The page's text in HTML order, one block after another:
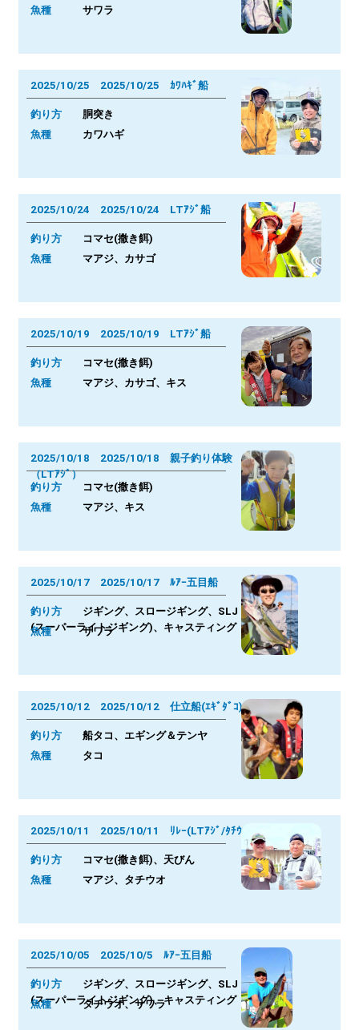
魚種 サワラ
2025/10/25 2025/10/25 ｶﾜﾊｷﾞ船
釣り方 胴突き
魚種 カワハギ
2025/10/24 2025/10/24 LTｱｼﾞ船
釣り方
コマセ(撒き餌)
魚種 マアジ、カサゴ
2025/10/19 2025/10/19 LTｱｼﾞ船
釣り方
コマセ(撒き餌)
魚種 マアジ、カサゴ、キス
2025/10/18 2025/10/18 親子釣り体験
（LTｱｼﾞ）
釣り方
コマセ(撒き餌)
魚種 マアジ、キス
2025/10/17 2025/10/17 ﾙｱｰ五目船
釣り方 ジギング、スロージギング、SLJ
(スーパーライトジギング)、キャスティング
魚種サワラ
2025/10/12 2025/10/12 仕立船(ｴｷﾞﾀﾞｺ)
釣り方 船タコ、エギング＆テンヤ
魚種 タコ
2025/10/11 2025/10/11 ﾘﾚｰ(LTｱｼﾞ/ﾀﾁｳｵ)
釣り方
コマセ(撒き餌)、天びん
魚種 マアジ、タチウオ
2025/10/05 2025/10/5 ﾙｱｰ五目船
釣り方 ジギング、スロージギング、SLJ
(スーパーライトジギング)、キャスティング
魚種タチウオ、サワラ